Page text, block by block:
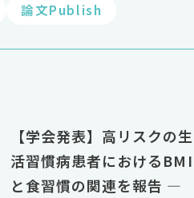
論文Publish
【学会発表】高リスクの生
活習慣病患者におけるBMI
と食習慣の関連を報告 ―